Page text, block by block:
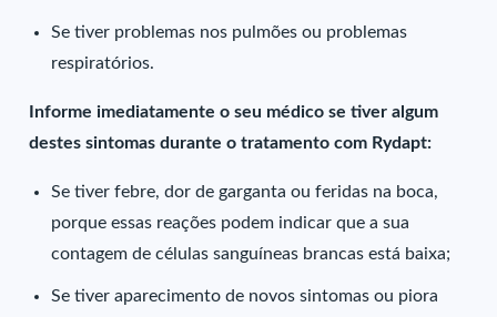
Se tiver problemas nos pulmões ou problemas
respiratórios.
Informe imediatamente o seu médico se tiver algum
destes sintomas durante o tratamento com Rydapt:
Se tiver febre, dor de garganta ou feridas na boca,
porque essas reações podem indicar que a sua
contagem de células sanguíneas brancas está baixa;
Se tiver aparecimento de novos sintomas ou piora